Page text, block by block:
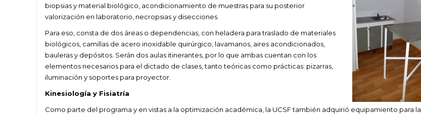
biopsias y material biológico, acondicionamiento de muestras para su posterior
valorización en laboratorio, necropsias y disecciones.
Para eso, consta de dos áreas o dependencias, con heladera para traslado de materiales
biológicos, camillas de acero inoxidable quirúrgico, lavamanos, aires acondicionados,
bauleras y depósitos. Serán dos aulas itinerantes, por lo que ambas cuentan con los
elementos necesarios para el dictado de clases, tanto teóricas como prácticas: pizarras,
iluminación y soportes para proyector.
Kinesiología y Fisiatría
Como parte del programa y en vistas a la optimización académica, la UCSF también adquirió equipamiento para la